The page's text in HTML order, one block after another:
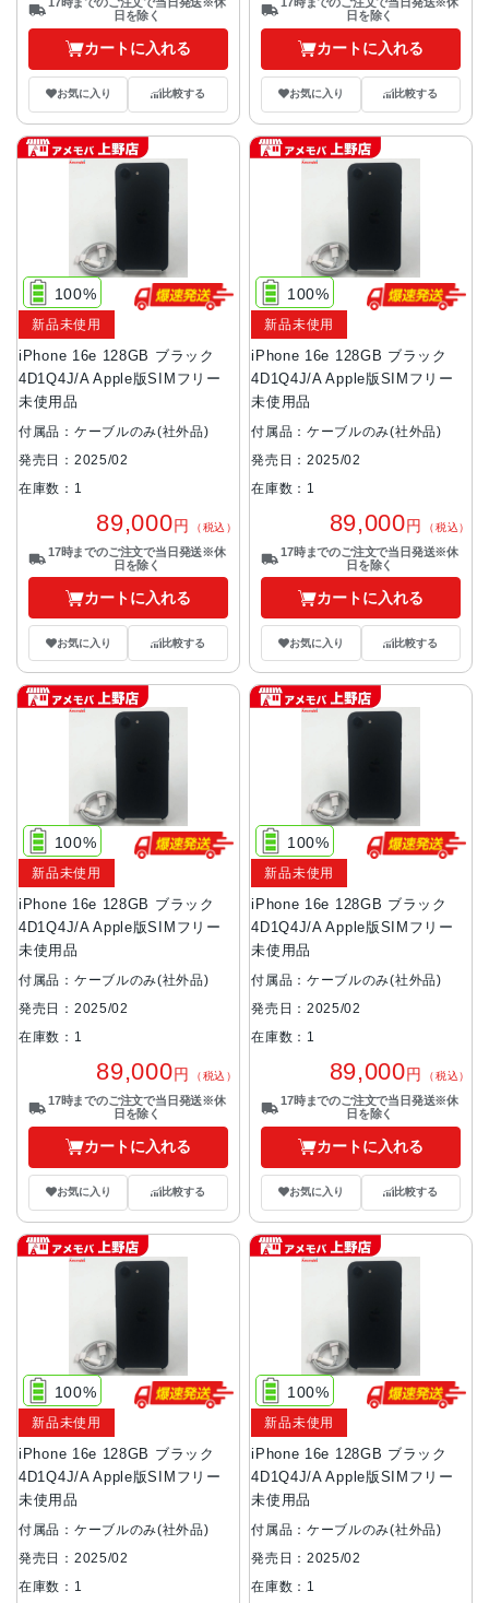
17時までのご注文で当日発送※休
日を除く
カートに入れる
お気に入り 比較する
17時までのご注文で当日発送※休
日を除く
カートに入れる
お気に入り 比較する
iPhone 16e 128GB ブラック
4D1Q4J/A Apple版SIMフリー
未使用品
100%
新品未使用
付属品：ケーブルのみ(社外品)
発売日：2025/02
在庫数：1
89,000円 （税込）
17時までのご注文で当日発送※休
日を除く
カートに入れる
お気に入り 比較する
iPhone 16e 128GB ブラック
4D1Q4J/A Apple版SIMフリー
未使用品
100%
新品未使用
付属品：ケーブルのみ(社外品)
発売日：2025/02
在庫数：1
89,000円 （税込）
17時までのご注文で当日発送※休
日を除く
カートに入れる
お気に入り 比較する
iPhone 16e 128GB ブラック
4D1Q4J/A Apple版SIMフリー
未使用品
100%
新品未使用
付属品：ケーブルのみ(社外品)
発売日：2025/02
在庫数：1
89,000円 （税込）
17時までのご注文で当日発送※休
日を除く
カートに入れる
お気に入り 比較する
iPhone 16e 128GB ブラック
4D1Q4J/A Apple版SIMフリー
未使用品
100%
新品未使用
付属品：ケーブルのみ(社外品)
発売日：2025/02
在庫数：1
89,000円 （税込）
17時までのご注文で当日発送※休
日を除く
カートに入れる
お気に入り 比較する
iPhone 16e 128GB ブラック
4D1Q4J/A Apple版SIMフリー
未使用品
100%
新品未使用
付属品：ケーブルのみ(社外品)
発売日：2025/02
在庫数：1
iPhone 16e 128GB ブラック
4D1Q4J/A Apple版SIMフリー
未使用品
100%
新品未使用
付属品：ケーブルのみ(社外品)
発売日：2025/02
在庫数：1